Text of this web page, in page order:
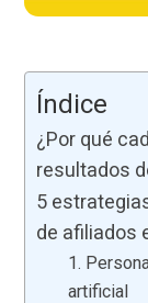
Índice
¿Por qué
resultados
5
de afiliados
1.
artificial